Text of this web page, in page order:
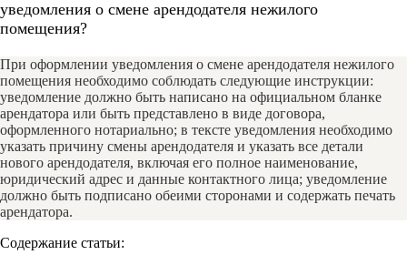
уведомления о смене арендодателя нежилого
помещения?
При оформлении уведомления о смене арендодателя нежилого
помещения необходимо соблюдать следующие инструкции:
уведомление должно быть написано на официальном бланке
арендатора или быть представлено в виде договора,
оформленного нотариально; в тексте уведомления необходимо
указать причину смены арендодателя и указать все детали
нового арендодателя, включая его полное наименование,
юридический адрес и данные контактного лица; уведомление
должно быть подписано обеими сторонами и содержать печать
арендатора.
Содержание статьи: